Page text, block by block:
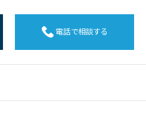
電話で相談する